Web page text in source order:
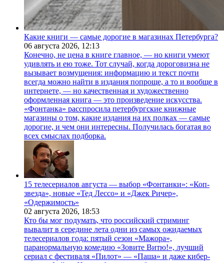
Какие книги — самые дорогие в магазинах Петербурга?
06 августа 2026, 12:13
Конечно, не цена в книге главное, — но книги умеют
удивлять и ею тоже. Тот случай, когда дороговизна не
вызывает возмущения: информацию и текст почти
всегда можно найти в издания попроще, а то и вообще в
интернете, — но качественная и художественно
оформленная книга — это произведение искусства.
«Фонтанка» расспросила петербургские книжные
магазины о том, какие издания на их полках — самые
дорогие, и чем они интересны. Получилась богатая во
всех смыслах подборка.
15 телесериалов августа — выбор «Фонтанки»: «Коп-
звезда», новые «Тед Лессо» и «Джек Ричер»,
«Одержимость»
02 августа 2026, 18:53
Кто бы мог подумать, что российский стриминг
вывалит в середине лета одни из самых ожидаемых
телесериалов года: пятый сезон «Мажора»,
паранормальную комедию «Зовите Витю!», лучший
сериал с фестиваля «Пилот» — «Паша» и даже кибер-